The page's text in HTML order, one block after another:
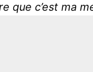
que c’est ma